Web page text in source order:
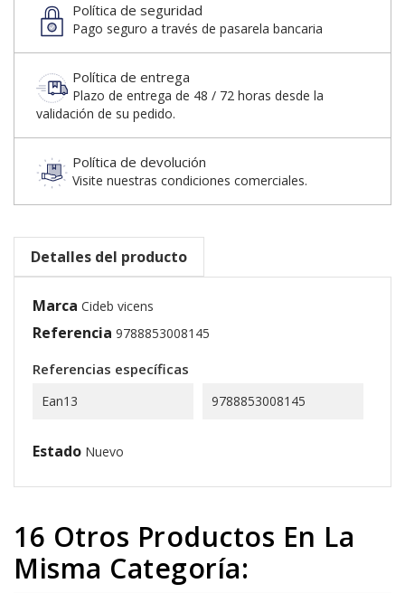
Política de seguridad
Pago seguro a través de pasarela bancaria
Política de entrega
Plazo de entrega de 48 / 72 horas desde la
validación de su pedido.
Política de devolución
Visite nuestras condiciones comerciales.
Detalles del producto
Marca Cideb vicens
Referencia 9788853008145
Referencias específicas
Ean13 9788853008145
Estado Nuevo
16 Otros Productos En La
Misma Categoría: